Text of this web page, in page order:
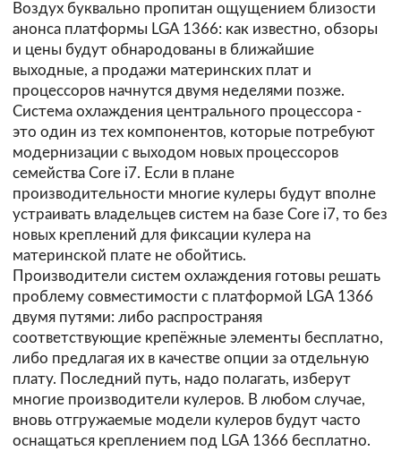
Воздух буквально пропитан ощущением близости
анонса платформы LGA 1366: как известно, обзоры
и цены будут обнародованы в ближайшие
выходные, а продажи материнских плат и
процессоров начнутся двумя неделями позже.
Система охлаждения центрального процессора -
это один из тех компонентов, которые потребуют
модернизации с выходом новых процессоров
семейства Core i7. Если в плане
производительности многие кулеры будут вполне
устраивать владельцев систем на базе Core i7, то без
новых креплений для фиксации кулера на
материнской плате не обойтись.
Производители систем охлаждения готовы решать
проблему совместимости с платформой LGA 1366
двумя путями: либо распространяя
соответствующие крепёжные элементы бесплатно,
либо предлагая их в качестве опции за отдельную
плату. Последний путь, надо полагать, изберут
многие производители кулеров. В любом случае,
вновь отгружаемые модели кулеров будут часто
оснащаться креплением под LGA 1366 бесплатно.